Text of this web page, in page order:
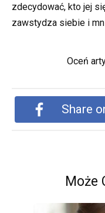
zdecydować, kto jej
zawstydza siebie i
Oceń
Share
Może